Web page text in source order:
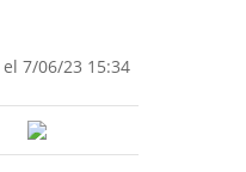
el 7/06/23 15:34